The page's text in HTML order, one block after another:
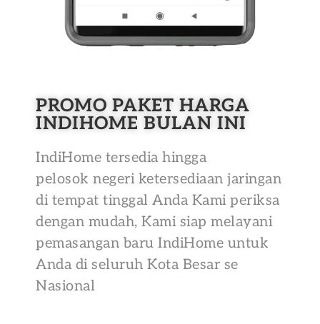
PROMO PAKET HARGA
INDIHOME BULAN INI
IndiHome tersedia hingga
pelosok negeri ketersediaan jaringan
di tempat tinggal Anda Kami periksa
dengan mudah, Kami siap melayani
pemasangan baru IndiHome untuk
Anda di seluruh Kota Besar se
Nasional